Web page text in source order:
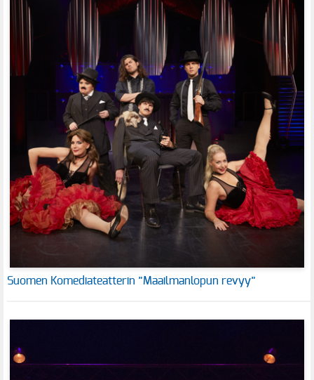
Suomen Komediateatterin ”Maailmanlopun revyy”